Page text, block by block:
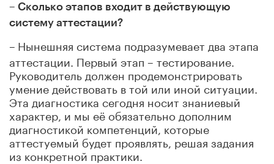
– Сколько этапов входит в действующую
систему аттестации?
– Нынешняя система подразумевает два этапа
аттестации. Первый этап – тестирование.
Руководитель должен продемонстрировать
умение действовать в той или иной ситуации.
Эта диагностика сегодня носит знаниевый
характер, и мы её обязательно дополним
диагностикой компетенций, которые
аттестуемый будет проявлять, решая задания
из конкретной практики.